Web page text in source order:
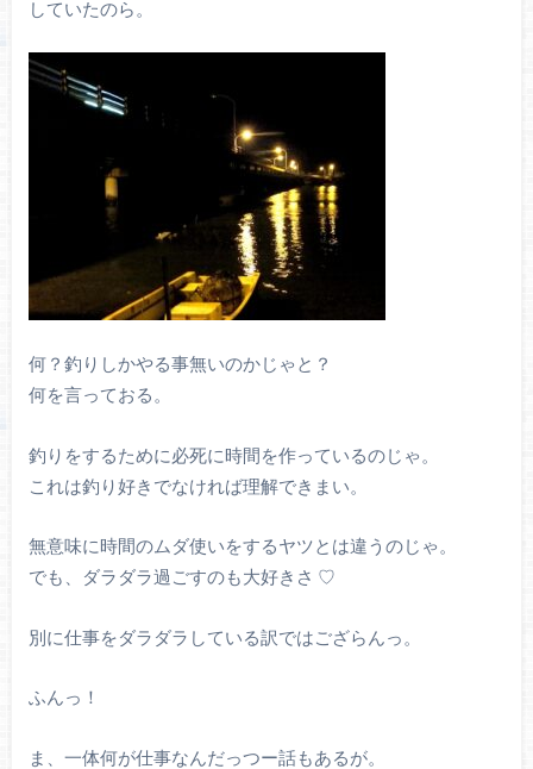
していたのら。
何？釣りしかやる事無いのかじゃと？
何を言っておる。
釣りをするために必死に時間を作っているのじゃ。
これは釣り好きでなければ理解できまい。
無意味に時間のムダ使いをするヤツとは違うのじゃ。
でも、ダラダラ過ごすのも大好きさ ♡
別に仕事をダラダラしている訳ではござらんっ。
ふんっ！
ま、一体何が仕事なんだっつー話もあるが。